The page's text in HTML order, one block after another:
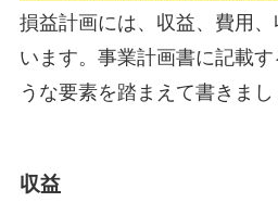
損益計画には、収益、費用
います。事業計画書に記載
うな要素を踏まえて書きまし
収益